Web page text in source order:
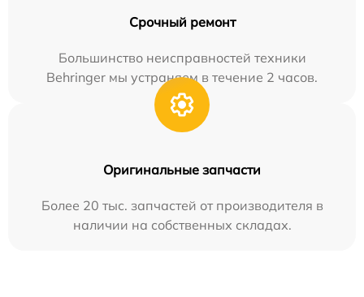
Срочный ремонт
Большинство неисправностей техники
Behringer мы устраняем в течение 2 часов.
Оригинальные запчасти
Более 20 тыс. запчастей от производителя в
наличии на собственных складах.